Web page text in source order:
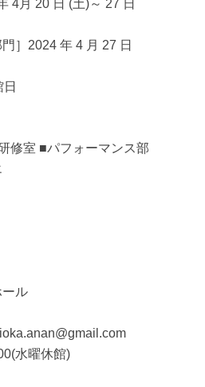
4月 20 日 (土)～ 27 日
］2024 年 4 月 27 日
室 ■パフォーマンス部
ール
水曜休館)